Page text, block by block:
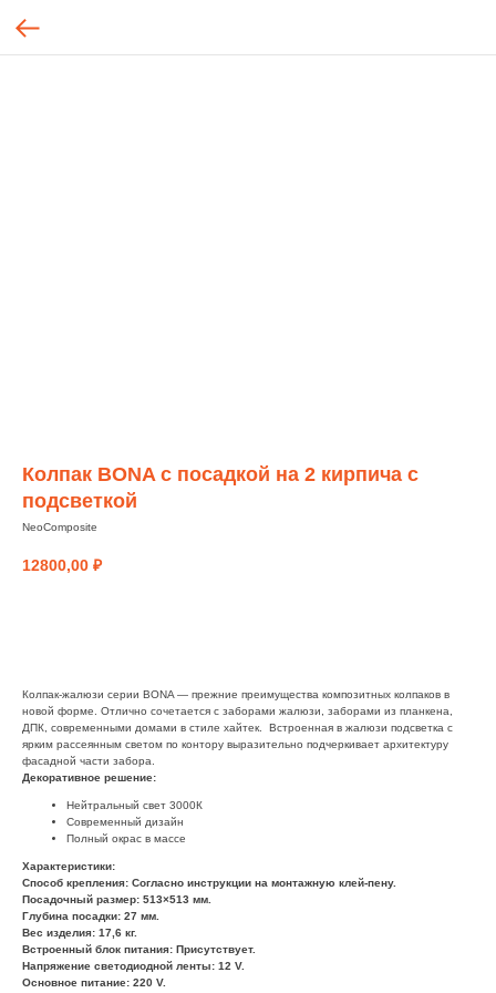
Колпак BONA с посадкой на 2 кирпича c
подсветкой
NeoComposite
12800,00 ₽
Колпак-жалюзи серии BONA — прежние преимущества композитных колпаков в
новой форме. Отлично сочетается с заборами жалюзи, заборами из планкена,
ДПК, современными домами в стиле хайтек. Встроенная в жалюзи подсветка с
ярким рассеянным светом по контору выразительно подчеркивает архитектуру
фасадной части забора.
Декоративное решение:
Нейтральный свет 3000К
Современный дизайн
Полный окрас в массе
Характеристики:
Способ крепления: Согласно инструкции на монтажную клей-пену.
Посадочный размер: 513×513 мм.
Глубина посадки: 27 мм.
Вес изделия: 17,6 кг.
Встроенный блок питания: Присутствует.
Напряжение светодиодной ленты: 12 V.
Основное питание: 220 V.